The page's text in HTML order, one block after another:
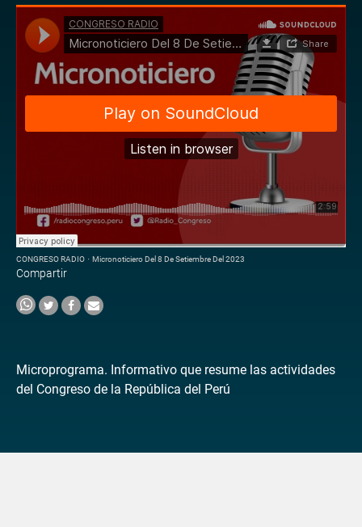
CONGRESO RADIO · Micronoticiero Del 8 De Setiembre Del 2023
Compartir
Microprograma. Informativo que resume las actividades
del Congreso de la República del Perú